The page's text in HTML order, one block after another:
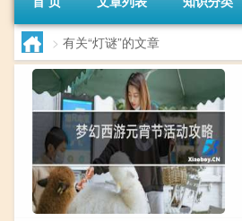
> 有关“灯谜”的文章